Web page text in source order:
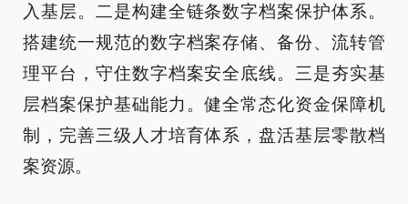
入基层。二是构建全链条数字档案保护体系。
搭建统一规范的数字档案存储、备份、流转管
理平台，守住数字档案安全底线。三是夯实基
层档案保护基础能力。健全常态化资金保障机
制，完善三级人才培育体系，盘活基层零散档
案资源。